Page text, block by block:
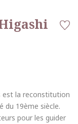
est la reconstitution
du 19ème siècle.
pour les guider